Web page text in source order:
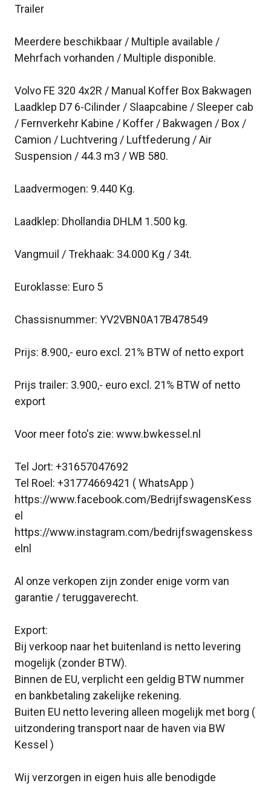
Trailer
Meerdere beschikbaar / Multiple available /
Mehrfach vorhanden / Multiple disponible.
Volvo FE 320 4x2R / Manual Koffer Box Bakwagen
Laadklep D7 6-Cilinder / Slaapcabine / Sleeper cab
/ Fernverkehr Kabine / Koffer / Bakwagen / Box /
Camion / Luchtvering / Luftfederung / Air
Suspension / 44.3 m3 / WB 580.
Laadvermogen: 9.440 Kg.
Laadklep: Dhollandia DHLM 1.500 kg.
Vangmuil / Trekhaak: 34.000 Kg / 34t.
Euroklasse: Euro 5
Chassisnummer: YV2VBN0A17B478549
Prijs: 8.900,- euro excl. 21% BTW of netto export
Prijs trailer: 3.900,- euro excl. 21% BTW of netto
export
Voor meer foto's zie: www.bwkessel.nl
Tel Jort: +31657047692
Tel Roel: +31774669421 ( WhatsApp )
https://www.facebook.com/BedrijfswagensKess
el
https://www.instagram.com/bedrijfswagenskess
elnl
Al onze verkopen zijn zonder enige vorm van
garantie / teruggaverecht.
Export:
Bij verkoop naar het buitenland is netto levering
mogelijk (zonder BTW).
Binnen de EU, verplicht een geldig BTW nummer
en bankbetaling zakelijke rekening.
Buiten EU netto levering alleen mogelijk met borg (
uitzondering transport naar de haven via BW
Kessel )
Wij verzorgen in eigen huis alle benodigde